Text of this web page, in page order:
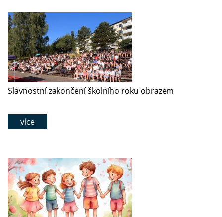
Slavnostní zakončení školního roku obrazem
více